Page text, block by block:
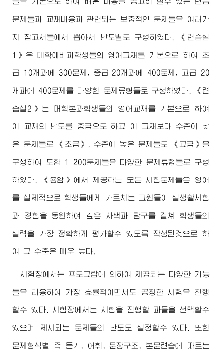
문제들과 교재내용과 관련되는 보충적인 문제들을 여러가
지 참고서들에서 뽑아서 난도별로 구성하였다. 《련습실
1》은 대학예비과학생들의 영어교재를 기본으로 하여 초
급 10개과에 300문제, 중급 20개과에 400문제, 고급 20
개과에 400문제를 다양한 문제류형들로 구성하였다. 《련
습실2》는 대학본과학생들의 영어교재를 기본으로 하여
이 교재의 난도를 중급으로 하고 이 교재보다 수준이 낮
은 문제들로 《초급》, 수준이 높은 문제들로 《고급》을
구성하여 도합 1 200문제들을 다양한 문제류형들로 구성
하였다. 《용암》에서 제공하는 모든 시험문제들은 영어
를 실제적으로 학생들에게 가르치는 교원들이 실생활체험
과 경험을 동원하여 깊은 사색과 탐구를 걸쳐 학생들의
실력을 가장 정확하게 평가할수 있도록 작성된것으로 하
여 그 수준은 매우 높다.
시험장에서는 프로그람에 의하여 제공되는 다양한 기능
들을 리용하여 가장 효률적이면서도 공정한 시험을 진행
할수 있다. 시험장에서는 시험을 진행할 과들을 선택할수
있으며 제시되는 문제들의 난도도 설정할수 있다. 또한
문제형식별 즉 듣기, 어휘, 문장구조, 본문련습에 따르는